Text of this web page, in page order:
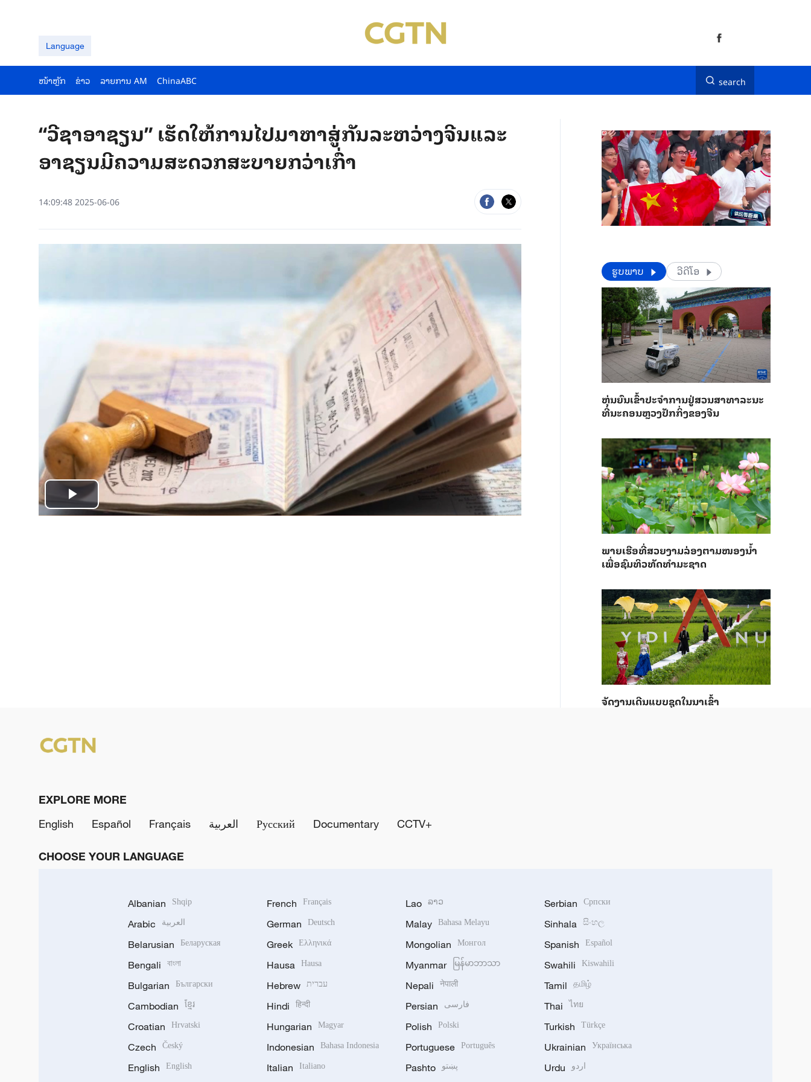
Language
ໜ້າຫຼັກ ຂ່າວ ລາຍ​ການ AM ChinaABC search
“ວີຊາອາຊຽນ” ເຮັດໃຫ້ການໄປມາຫາສູ່ກັນລະຫວ່າງຈີນແລະ
ອາຊຽນມີຄວາມສະດວກສະບາຍກວ່າເກົ່າ
14:09:48 2025-06-06
Play
​​ຮູບພາບ ວີດີໂອ
​ຫຸ່ນ​ຍົນ​ເຂົ້າ​ປະ​ຈຳ​ການ​ຢູ່​ສວນ​ສາ​ທາ​ລະ​ນະ​
ທີ່​ນະ​ຄອນຫຼວງ​ປັກ​ກິ່ງ​ຂອງ​ຈີນ
ພາຍ​ເຮືອທີ່​ສວຍ​ງາມ​ລ່ອງ​ຕາມ​​ໜອງນ້ຳ​​
ຈັດງານເດີນແບບຊຸດໃນນາເຂົ້າ
EXPLORE MORE
English
Español Français العربية Русский Documentary CCTV+
CHOOSE YOUR LANGUAGE
Albanian Shqip
Arabic العربية
Belarusian Беларуская
Bengali বাংলা
Bulgarian Български
Cambodian ខ្មែរ
Croatian Hrvatski
Czech Český
English English
French Français
German Deutsch
Greek Ελληνικά
Hausa Hausa
Hebrew עברית
Hindi हिन्दी
Hungarian Magyar
Indonesian Bahasa Indonesia
Italian Italiano
Lao ລາວ
Malay Bahasa Melayu
Mongolian Монгол
Myanmar မြန်မာဘာသာ
Nepali नेपाली
Persian فارسی
Polish Polski
Portuguese Português
Pashto پښتو
Serbian Српски
Sinhala සිංහල
Spanish Español
Swahili Kiswahili
Tamil தமிழ்
Thai ไทย
Turkish Türkçe
Ukrainian Українська
Urdu اردو